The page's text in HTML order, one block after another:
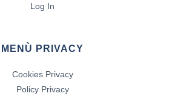
Log In
MENÙ PRIVACY
Cookies Privacy
Policy Privacy